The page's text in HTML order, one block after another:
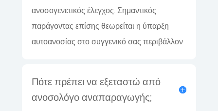
ανοσογενετικός έλεγχος. Σημαντικός
παράγοντας επίσης θεωρείται η ύπαρξη
αυτοανοσίας στο συγγενικό σας περιβάλλον
Πότε πρέπει να εξεταστώ από
ανοσολόγο αναπαραγωγής;